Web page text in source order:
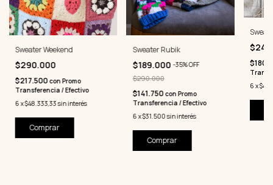
Sweater Weekend
$290.000
$217.500 con Promo
Transferencia / Efectivo
6 x$48.333,33 sin interés
Comprar
Sweater Rubik
$189.000-35%OFF
$290.000
$141.750 con Promo
Transferencia / Efectivo
6x$31.500sin interés
Comprar
6 x